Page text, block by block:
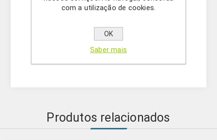
PRODUTO:
TEMED para preparação de géis de
poliacrilamida
Produtos relacionados
com a utilização de cookies.
OK
Saber mais